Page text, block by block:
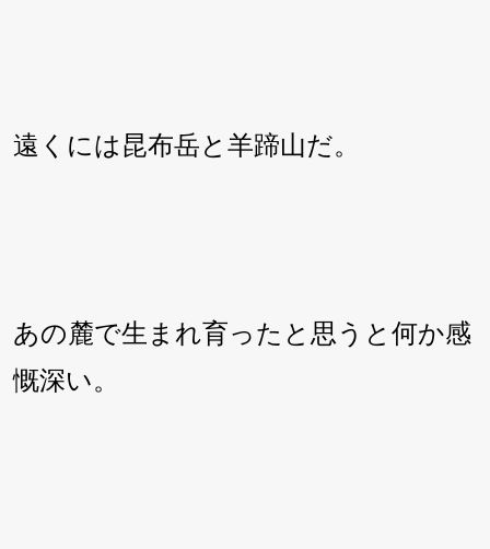
遠くには昆布岳と羊蹄山だ。
あの麓で生まれ育ったと思うと何か感
慨深い。